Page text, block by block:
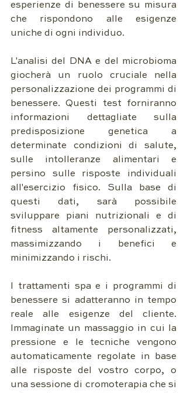
esperienze di benessere su misura
che rispondono alle esigenze
uniche di ogni individuo.
L'analisi del DNA e del microbioma
giocherà un ruolo cruciale nella
personalizzazione dei programmi di
benessere. Questi test forniranno
informazioni dettagliate sulla
predisposizione genetica a
determinate condizioni di salute,
sulle intolleranze alimentari e
persino sulle risposte individuali
all'esercizio fisico. Sulla base di
questi dati, sarà possibile
sviluppare piani nutrizionali e di
fitness altamente personalizzati,
massimizzando i benefici e
minimizzando i rischi.
I trattamenti spa e i programmi di
benessere si adatteranno in tempo
reale alle esigenze del cliente.
Immaginate un massaggio in cui la
pressione e le tecniche vengono
automaticamente regolate in base
alle risposte del vostro corpo, o
una sessione di cromoterapia che si